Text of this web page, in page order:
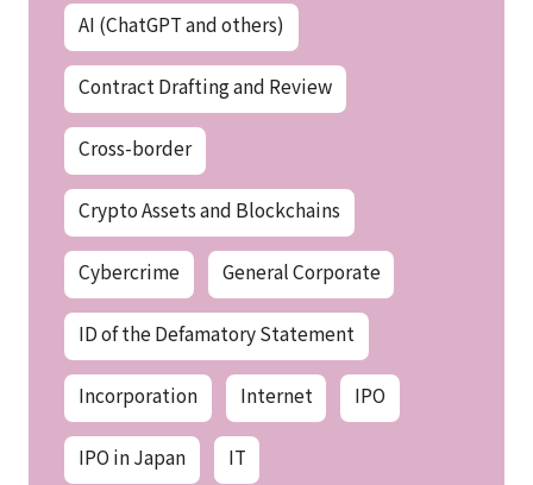
AI (ChatGPT and others)
Contract Drafting and Review
Cross-border
Crypto Assets and Blockchains
Cybercrime General Corporate
ID of the Defamatory Statement
Incorporation Internet IPO
IPO in Japan IT